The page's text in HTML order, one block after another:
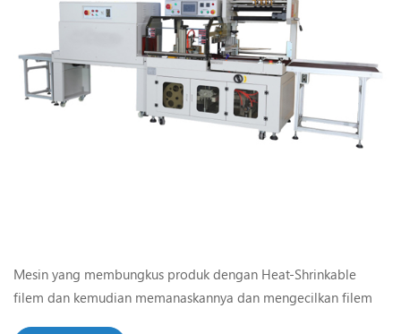
Mesin yang membungkus produk dengan Heat-Shrinkable
filem dan kemudian memanaskannya dan mengecilkan filem